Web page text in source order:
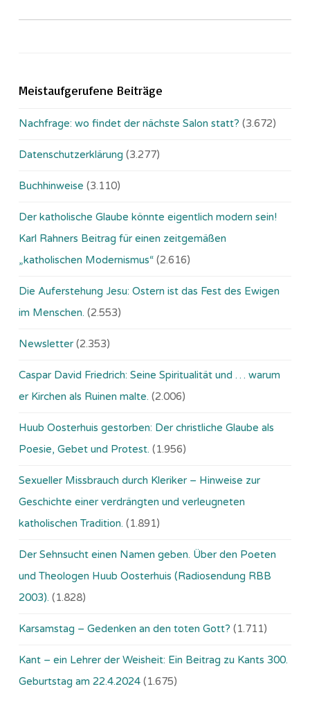
Meistaufgerufene Beiträge
Nachfrage: wo findet der nächste Salon statt? (3.672)
Datenschutzerklärung (3.277)
Buchhinweise (3.110)
Der katholische Glaube könnte eigentlich modern sein!
Karl Rahners Beitrag für einen zeitgemäßen
„katholischen Modernismus“ (2.616)
Die Auferstehung Jesu: Ostern ist das Fest des Ewigen
im Menschen. (2.553)
Newsletter (2.353)
Caspar David Friedrich: Seine Spiritualität und … warum
er Kirchen als Ruinen malte. (2.006)
Huub Oosterhuis gestorben: Der christliche Glaube als
Poesie, Gebet und Protest. (1.956)
Sexueller Missbrauch durch Kleriker – Hinweise zur
Geschichte einer verdrängten und verleugneten
katholischen Tradition. (1.891)
Der Sehnsucht einen Namen geben. Über den Poeten
und Theologen Huub Oosterhuis (Ra­dio­sen­dung RBB
2003). (1.828)
Karsamstag – Gedenken an den toten Gott? (1.711)
Kant – ein Lehrer der Weisheit: Ein Beitrag zu Kants 300.
Geburtstag am 22.4.2024 (1.675)